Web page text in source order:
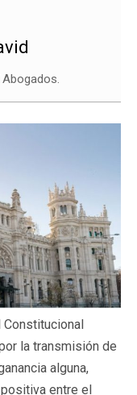
Constitucional
la transmisión de
alguna,
entre el